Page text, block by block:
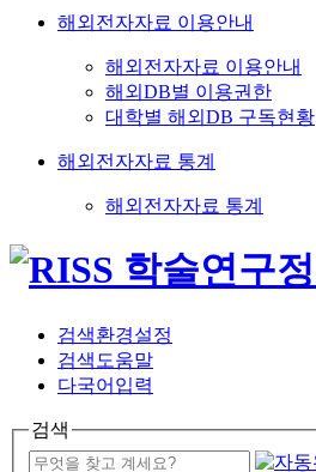
해외전자자료 이용안내
해외전자자료 이용안내
해외DB별 이용권한
대학별 해외DB 구독현황
해외전자자료 통계
해외전자자료 통계
검색환경설정
검색도움말
다국어입력
검색